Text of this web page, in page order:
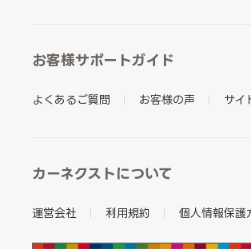
お客様サポートガイド
よくあるご質問 お客様の声 サイ
カーネクストについて
運営会社 利用規約 個人情報保護